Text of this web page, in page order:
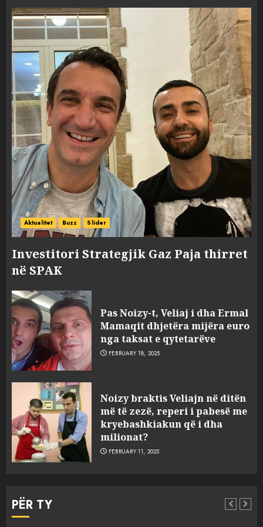
Aktualitet Buzz Slider
Investitori Strategjik Gaz Paja thirret
në SPAK
Pas Noizy-t, Veliaj i dha Ermal
Mamaqit dhjetëra mijëra euro
nga taksat e qytetarëve
FEBRUARY 18, 2025
Noizy braktis Veliajn në ditën
më të zezë, reperi i pabesë me
kryebashkiakun që i dha
milionat?
FEBRUARY 11, 2025
PËR TY
3
sulmuan “One Albania”,
ngjarja u fsheh. A u vodhën
serverat?
MARCH 25, 2025